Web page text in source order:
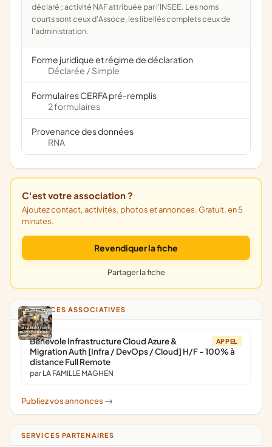
déclaré ; activité NAF attribuée par l'INSEE. Les noms
courts sont ceux d'Assoce, les libellés complets ceux de
l'administration.
Forme juridique et régime de déclaration
Déclarée / Simple
Formulaires CERFA pré-remplis
2 formulaires
Provenance des données
RNA
C'est votre association ?
Ajoutez contact, activités, photos et annonces. Gratuit, en 5
minutes.
Revendiquer la fiche
Partager la fiche
ANNONCES ASSOCIATIVES
APPEL
Bénévole Infrastructure Cloud Azure &
Migration Auth [Infra / DevOps / Cloud] H/F - 100% à
distance Full Remote
par LA FAMILLE MAGHEN
Publiez vos annonces ->
SERVICES PARTENAIRES